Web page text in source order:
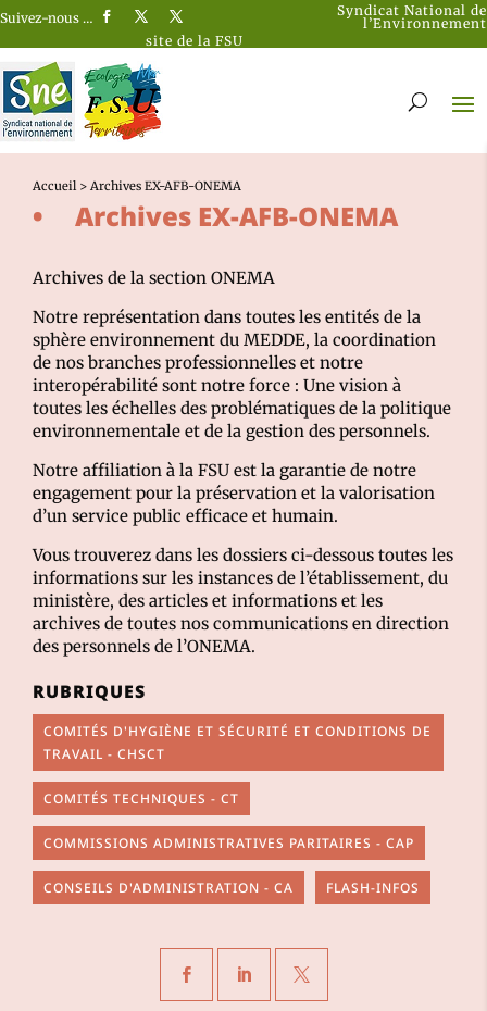
Suivez-nous …
Syndicat National de
l’Environnement
site de la FSU
Accueil>Archives EX-AFB-ONEMA
Archives EX-AFB-ONEMA
Archives de la section ONEMA
Notre représentation dans toutes les entités de la
sphère environnement du MEDDE, la coordination
de nos branches professionnelles et notre
interopérabilité sont notre force : Une vision à
toutes les échelles des problématiques de la politique
environnementale et de la gestion des personnels.
Notre affiliation à la FSU est la garantie de notre
engagement pour la préservation et la valorisation
d’un service public efficace et humain.
Vous trouverez dans les dossiers ci-dessous toutes les
informations sur les instances de l’établissement, du
ministère, des articles et informations et les
archives de toutes nos communications en direction
des personnels de l’ONEMA.
RUBRIQUES
COMITÉS D'HYGIÈNE ET SÉCURITÉ ET CONDITIONS DE
TRAVAIL - CHSCT
COMITÉS TECHNIQUES - CT
COMMISSIONS ADMINISTRATIVES PARITAIRES - CAP
CONSEILS D'ADMINISTRATION - CA FLASH-INFOS